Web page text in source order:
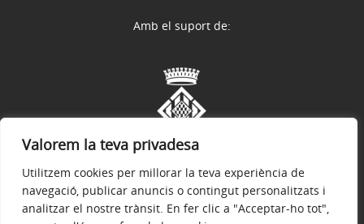
Valorem la teva privadesa
Utilitzem cookies per millorar la teva experiència de
navegació, publicar anuncis o contingut personalitzats i
analitzar el nostre trànsit. En fer clic a "Acceptar-ho tot",
Amb el suport de: